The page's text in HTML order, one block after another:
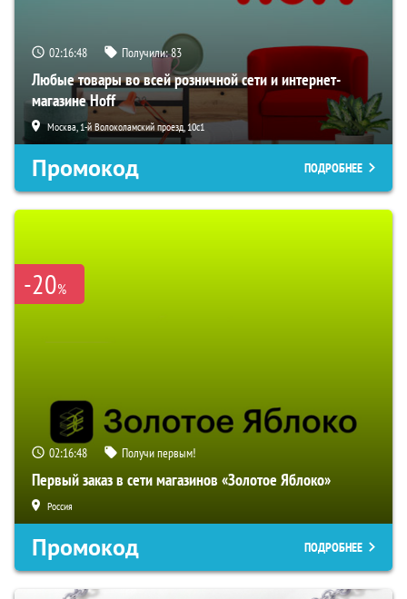
02:16:47 Получили:83
Любые товары во всей розничной сети и интернет-
магазине Hoff
Москва, 1-й Волоколамский проезд, 10с1
Промокод ПОДРОБНЕЕ
-20%
02:16:47 Получи первым!
Первый заказ в сети магазинов «Золотое Яблоко»
Россия
Промокод ПОДРОБНЕЕ